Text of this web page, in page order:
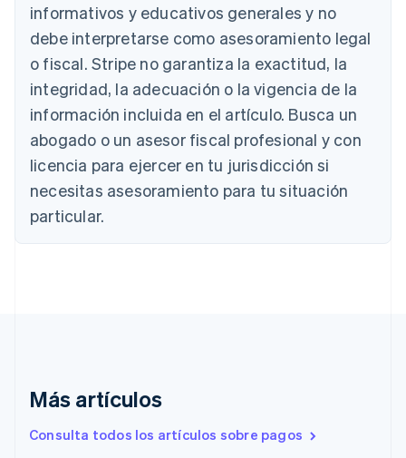
informativos y educativos generales y no
debe interpretarse como asesoramiento legal
o fiscal. Stripe no garantiza la exactitud, la
integridad, la adecuación o la vigencia de la
información incluida en el artículo. Busca un
abogado o un asesor fiscal profesional y con
licencia para ejercer en tu jurisdicción si
necesitas asesoramiento para tu situación
particular.
Más artículos
Consulta todos los artículos sobre pagos
Alemania
DeutschEnglish
Australia
English
Austria
English
Bélgica
NederlandsFrançaisDeutschEnglish
Brasil
Bulgaria
English
English
English